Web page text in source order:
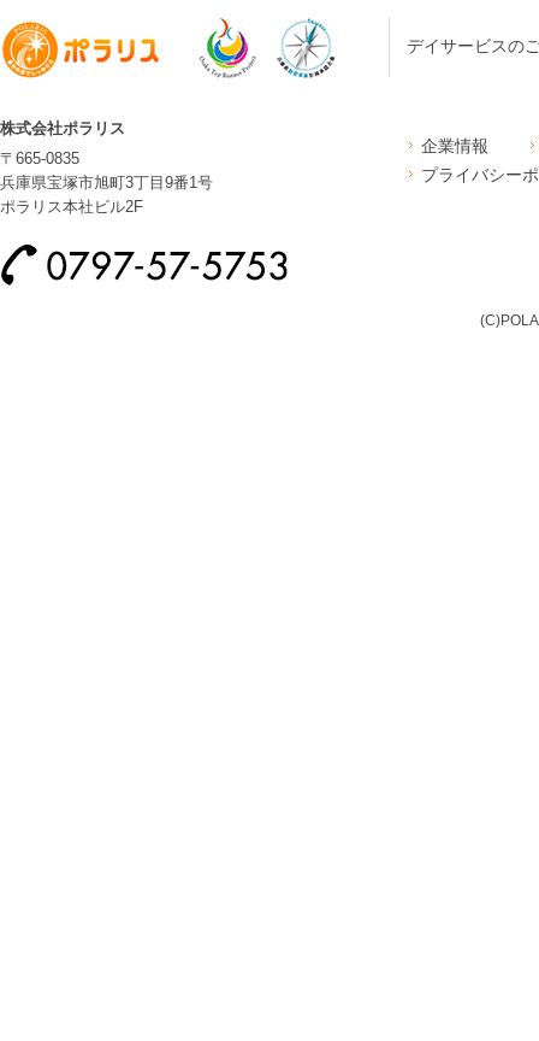
株式会社ポラリス
〒665-0835
兵庫県宝塚市旭町3丁目9番1号
ポラリス本社ビル2F
デイサービスの
企業情報
プライバシー